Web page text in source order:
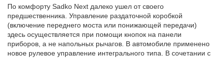
По комфорту Sadko Next далеко ушел от своего
предшественника. Управление раздаточной коробкой
(включение переднего моста или понижающей передачи)
здесь осуществляется при помощи кнопок на панели
приборов, а не напольных рычагов. В автомобиле применено
новое рулевое управление интегрального типа. В сочетании с